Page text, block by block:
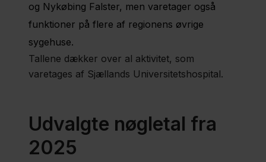
Nyheder
Fagfolk
og Nykøbing Falster, men varetager også
funktioner på flere af regionens øvrige
sygehuse.
Tallene dækker over al aktivitet, som
varetages af Sjællands Universitetshospital.
Udvalgte nøgletal fra
2025